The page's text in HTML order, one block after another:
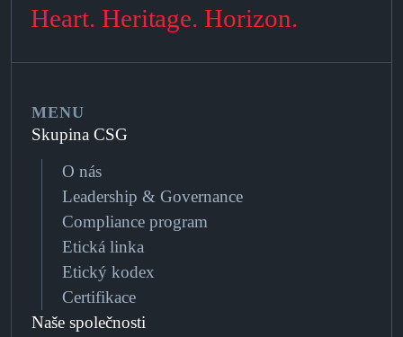
Heart. Heritage. Horizon.
MENU
Skupina CSG
O nás
Leadership & Governance
Compliance program
Etická linka
Etický kodex
Certifikace
Naše společnosti